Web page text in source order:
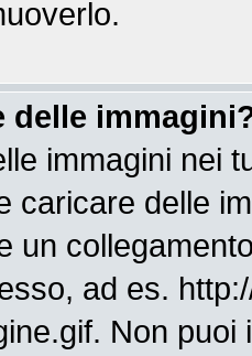
delle
immagini nei
caricare delle
un
ad es.
Non